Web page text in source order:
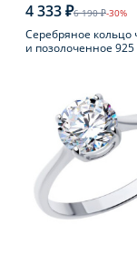
4 333 ₽6 190 ₽-30%
Серебряное кольцо
и позолоченное